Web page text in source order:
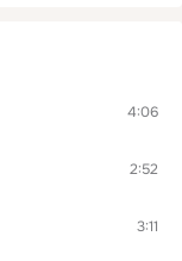
4:06
2:52
3:11